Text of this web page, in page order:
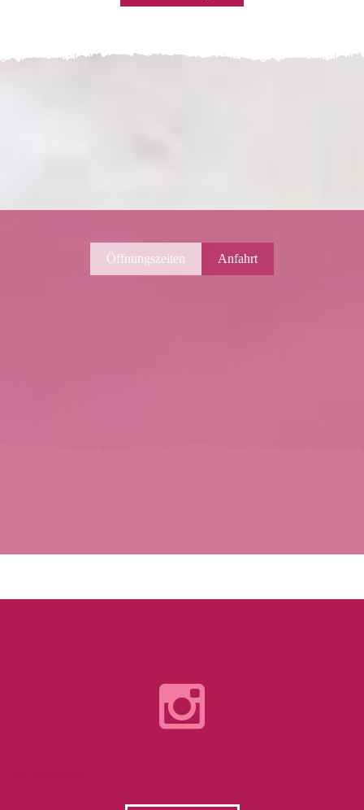
Öffnungszeiten Anfahrt